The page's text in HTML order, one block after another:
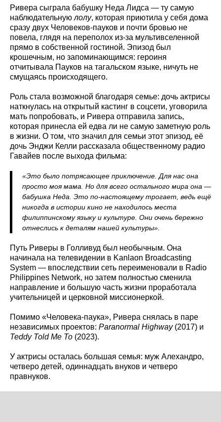
Ривера сыграла бабушку Неда Лидса — ту самую
наблюдательную лолу, которая приютила у себя дома
сразу двух Человеков-пауков и почти бровью не
повела, глядя на переполох из-за мультивселенной
прямо в собственной гостиной. Эпизод был
крошечным, но запоминающимся: героиня
отчитывала Пауков на тагальском языке, ничуть не
смущаясь происходящего.
Роль стала возможной благодаря семье: дочь актрисы
наткнулась на открытый кастинг в соцсети, уговорила
мать попробовать, и Ривера отправила запись,
которая принесла ей едва ли не самую заметную роль
в жизни. О том, что значил для семьи этот эпизод, её
дочь Энджи Келли рассказала общественному радио
Гавайев после выхода фильма:
«Это было потрясающее приключение. Для нас она
просто моя мама. Но для всего остального мира она —
бабушка Неда. Это по-настоящему трогает, ведь ещё
никогда в истории кино не находилось места
филиппинскому языку и культуре. Они очень бережно
отнеслись к деталям нашей культуры».
Путь Риверы в Голливуд был необычным. Она
начинала на телевидении в Kanlaon Broadcasting
System — впоследствии сеть переименовали в Radio
Philippines Network, но затем полностью сменила
направление и большую часть жизни проработала
учительницей и церковной миссионеркой.
Помимо «Человека-паука», Ривера снялась в паре
независимых проектов: Paranormal Highway(2017) и
Teddy Told Me To (2023).
У актрисы осталась большая семья: муж Алехандро,
четверо детей, одиннадцать внуков и четверо
правнуков.